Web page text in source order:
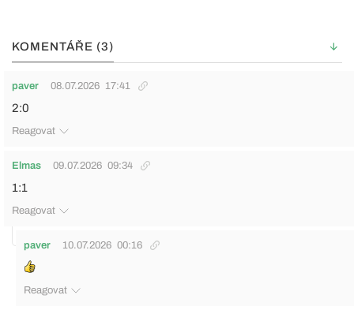
KOMENTÁŘE (3)
paver 08.07.2026 17:41
2:0
Reagovat
Elmas 09.07.2026 09:34
1:1
Reagovat
paver 10.07.2026 00:16
Reagovat